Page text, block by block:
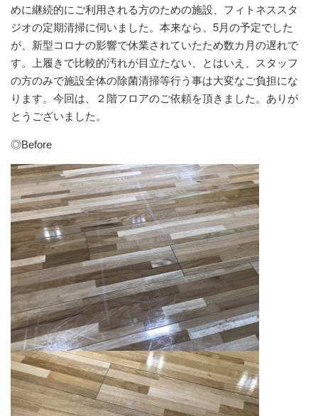
めに継続的にご利用される方のための施設、フィトネススタ
ジオの定期清掃に伺いました。本来なら、5月の予定でした
が、新型コロナの影響で休業されていたため数カ月の遅れで
す。上履きで比較的汚れが目立たない、とはいえ、スタッフ
の方のみで施設全体の除菌清掃等行う事は大変なご負担にな
ります。今回は、２階フロアのご依頼を頂きました。ありが
とうございました。
◎Before